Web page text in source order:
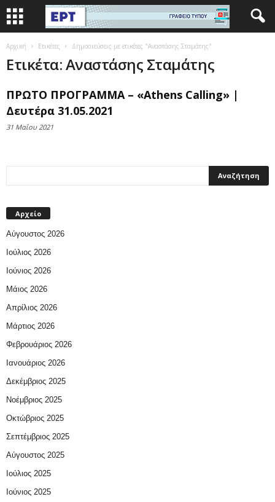
Αρχική Ετικέτες Δημοσιεύσεις με ετικέτες "Αναστάσης Σταμάτης"
Ετικέτα: Αναστάσης Σταμάτης
ΠΡΩΤΟ ΠΡΟΓΡΑΜΜΑ – «Athens Calling» |
Δευτέρα 31.05.2021
31 Μαΐου 2021
Αρχείο
Αύγουστος 2026
Ιούλιος 2026
Ιούνιος 2026
Μάιος 2026
Απρίλιος 2026
Μάρτιος 2026
Φεβρουάριος 2026
Ιανουάριος 2026
Δεκέμβριος 2025
Νοέμβριος 2025
Οκτώβριος 2025
Σεπτέμβριος 2025
Αύγουστος 2025
Ιούλιος 2025
Ιούνιος 2025